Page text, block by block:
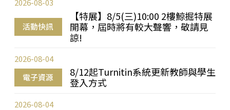
活動快訊
【特展】8/5(三)10:00 2樓鯨掘特展
開幕，屆時將有較大聲響，敬請見
諒!
2026-08-03
電子資源
8/12起Turnitin系統更新教師與學生
登入方式
2026-08-04
2026-08-04